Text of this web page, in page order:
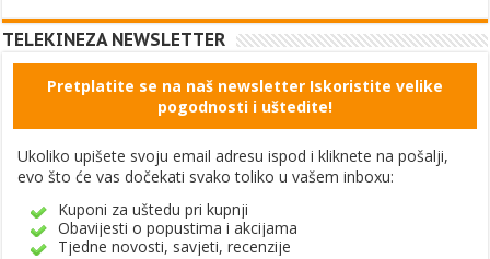
TELEKINEZA NEWSLETTER
Pretplatite se na naš newsletter Iskoristite velike
pogodnosti i uštedite!
Ukoliko upišete svoju email adresu ispod i kliknete na pošalji,
evo što će vas dočekati svako toliko u vašem inboxu:
Kuponi za uštedu pri kupnji
Obavijesti o popustima i akcijama
Tjedne novosti, savjeti, recenzije